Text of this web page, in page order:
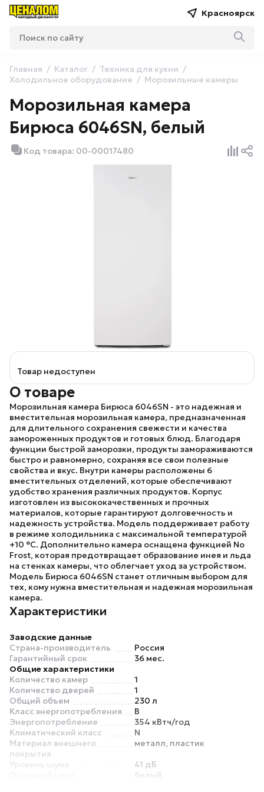
Красноярск
Главная Каталог
Техника для кухни
Холодильное оборудование
Морозильные камеры
Морозильная камера
Бирюса 6046SN, белый
Код товара: 00-00017480
Товар недоступен
О товаре
Морозильная камера Бирюса 6046SN - это надежная и
вместительная морозильная камера, предназначенная
для длительного сохранения свежести и качества
замороженных продуктов и готовых блюд. Благодаря
функции быстрой заморозки, продукты замораживаются
быстро и равномерно, сохраняя все свои полезные
свойства и вкус. Внутри камеры расположены 6
вместительных отделений, которые обеспечивают
удобство хранения различных продуктов. Корпус
изготовлен из высококачественных и прочных
материалов, которые гарантируют долговечность и
надежность устройства. Модель поддерживает работу
в режиме холодильника с максимальной температурой
+10 °C. Дополнительно камера оснащена функцией No
Frost, которая предотвращает образование инея и льда
на стенках камеры, что облегчает уход за устройством.
Модель Бирюса 6046SN станет отличным выбором для
тех, кому нужна вместительная и надежная морозильная
камера.
Характеристики
Заводские данные
Страна-производитель
Россия
Гарантийный срок
36 мес.
Общие характеристики
Количество камер
1
Количество дверей
1
Общий объем
230 л
Класс энергопотребления
B
Энергопотребление
354 кВтч/год
Климатический класс
N
Материал внешнего
покрытия
металл, пластик
Уровень шума
41 дБ
белый